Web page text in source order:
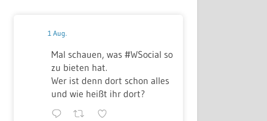
1 Aug.
Mal schauen, was #WSocial so
zu bieten hat.
Wer ist denn dort schon alles
und wie heißt ihr dort?